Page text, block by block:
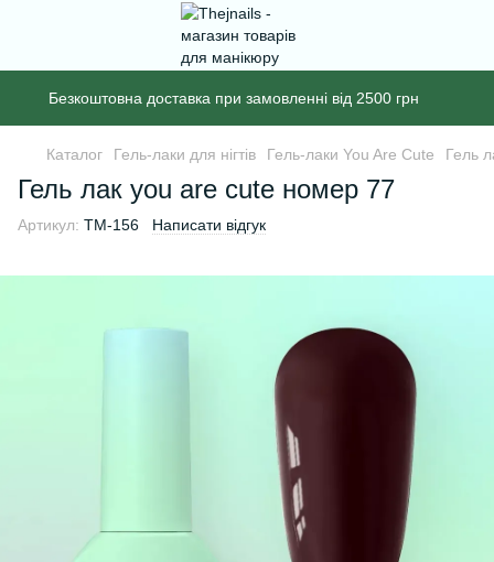
Безкоштовна доставка при замовленні від 2500 грн
Каталог Гель-лаки для нігтів Гель-лаки You Are Cute Гель
Гель лак you are cute номер 77
Артикул: TM-156 Написати відгук